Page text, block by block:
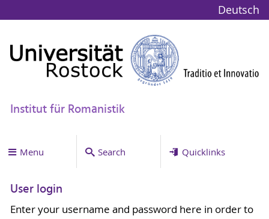
Deutsch
Institut für Romanistik
Menu Search Quicklinks
User login
Enter your username and password here in order to